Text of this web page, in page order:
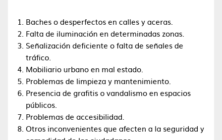
Baches o desperfectos en calles y aceras.
Falta de iluminación en determinadas zonas.
Señalización deficiente o falta de señales de
tráfico.
Mobiliario urbano en mal estado.
Problemas de limpieza y mantenimiento.
Presencia de grafitis o vandalismo en espacios
públicos.
Problemas de accesibilidad.
Otros inconvenientes que afecten a la seguridad y